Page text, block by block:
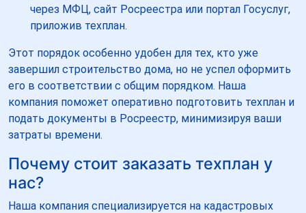
через МФЦ, сайт Росреестра или портал Госуслуг,
приложив техплан.
Этот порядок особенно удобен для тех, кто уже
завершил строительство дома, но не успел оформить
его в соответствии с общим порядком. Наша
компания поможет оперативно подготовить техплан и
подать документы в Росреестр, минимизируя ваши
затраты времени.
Почему стоит заказать техплан у
нас?
Наша компания специализируется на кадастровых